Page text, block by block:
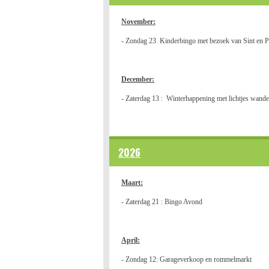
November:
- Zondag 23 Kinderbingo met bezoek van Sint en
December:
- Zaterdag 13 : Winterhappening met lichtjes
2026
Maart:
- Zaterdag 21 : Bingo Avond
April:
- Zondag 12: Garageverkoop en rommelmarkt